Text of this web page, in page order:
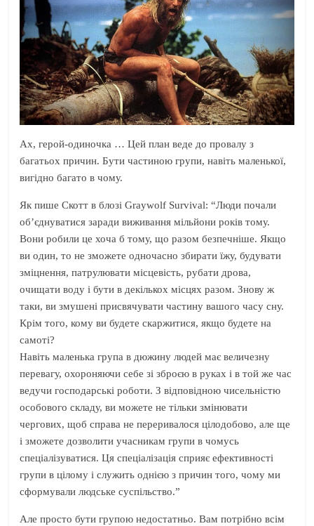
Ах, герой-одиночка … Цей план веде до провалу з
багатьох причин. Бути частиною групи, навіть маленької,
вигідно багато в чому.
Як пише Скотт в блозі Graywolf Survival: “Люди почали
об’єднуватися заради виживання мільйони років тому.
Вони робили це хоча б тому, що разом безпечніше. Якщо
ви один, то не зможете одночасно збирати їжу, будувати
зміцнення, патрулювати місцевість, рубати дрова,
очищати воду і бути в декількох місцях разом. Знову ж
таки, ви змушені присвячувати частину вашого часу сну.
Крім того, кому ви будете скаржитися, якщо будете на
самоті?
Навіть маленька група в дюжину людей має величезну
перевагу, охороняючи себе зі зброєю в руках і в той же час
ведучи господарські роботи. З відповідною чисельністю
особового складу, ви можете не тільки змінювати
чергових, щоб справа не переривалося цілодобово, але ще
і зможете дозволити учасникам групи в чомусь
спеціалізуватися. Ця спеціалізація сприяє ефективності
групи в цілому і служить однією з причин того, чому ми
сформували людське суспільство.”
Але просто бути групою недостатньо. Вам потрібно всім